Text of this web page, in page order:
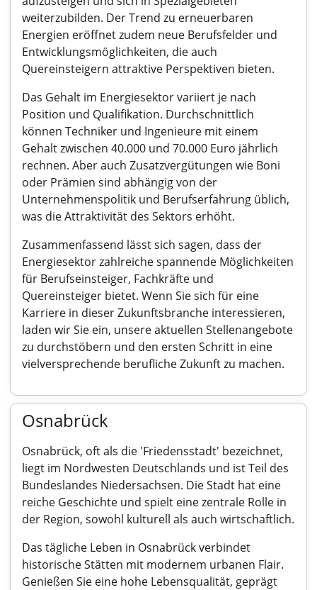
weiterzubilden. Der Trend zu erneuerbaren
Energien eröffnet zudem neue Berufsfelder und
Entwicklungsmöglichkeiten, die auch
Quereinsteigern attraktive Perspektiven bieten.
Das Gehalt im Energiesektor variiert je nach
Position und Qualifikation. Durchschnittlich
können Techniker und Ingenieure mit einem
Gehalt zwischen 40.000 und 70.000 Euro jährlich
rechnen. Aber auch Zusatzvergütungen wie Boni
oder Prämien sind abhängig von der
Unternehmenspolitik und Berufserfahrung üblich,
was die Attraktivität des Sektors erhöht.
Zusammenfassend lässt sich sagen, dass der
Energiesektor zahlreiche spannende Möglichkeiten
für Berufseinsteiger, Fachkräfte und
Quereinsteiger bietet. Wenn Sie sich für eine
Karriere in dieser Zukunftsbranche interessieren,
laden wir Sie ein, unsere aktuellen Stellenangebote
zu durchstöbern und den ersten Schritt in eine
vielversprechende berufliche Zukunft zu machen.
Osnabrück
Osnabrück, oft als die 'Friedensstadt' bezeichnet,
liegt im Nordwesten Deutschlands und ist Teil des
Bundeslandes Niedersachsen. Die Stadt hat eine
reiche Geschichte und spielt eine zentrale Rolle in
der Region, sowohl kulturell als auch wirtschaftlich.
Das tägliche Leben in Osnabrück verbindet
historische Stätten mit modernem urbanen Flair.
Genießen Sie eine hohe Lebensqualität, geprägt